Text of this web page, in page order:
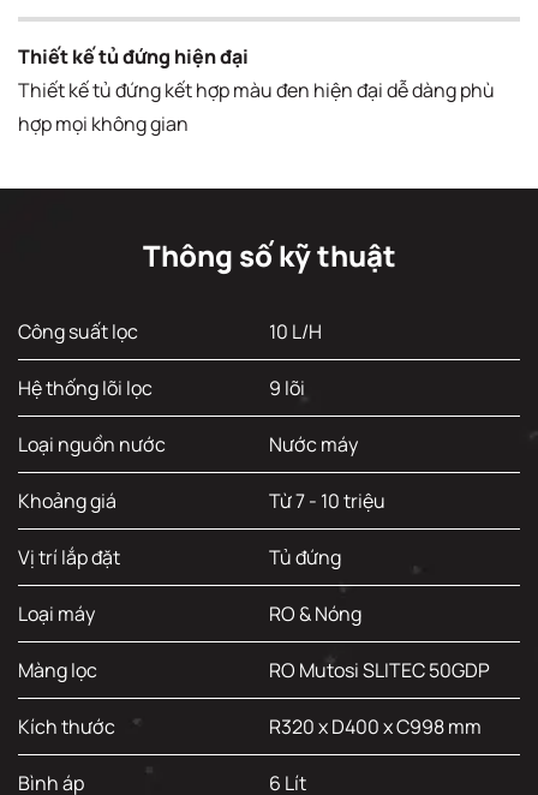
Thiết kế tủ đứng hiện đại
Thiết kế tủ đứng kết hợp màu đen hiện đại dễ dàng phù
hợp mọi không gian
Thông số kỹ thuật
Công suất lọc 10 L/H
Hệ thống lõi lọc 9 lõi
Loại nguồn nước Nước máy
Khoảng giá Từ 7 - 10 triệu
Vị trí lắp đặt Tủ đứng
Loại máy RO & Nóng
Màng lọc RO Mutosi SLITEC 50GDP
Kích thước R320 x D400 x C998 mm
Bình áp 6 Lít